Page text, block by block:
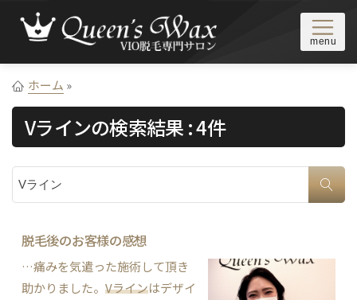
Skip to content
ブラジリアンワックス＆VIO脱
毛専門サロン Queen's Wax
東京/新宿・池袋・恵比寿にあるブラジリアンワックス脱毛サロ
ン 。VIO脱毛や鼻毛・眉毛の脱毛なら顧客満足度NO.1の
Queen's Wax（クイーンズワックス）。年間10,000人以上が来
店/ワックス脱毛のプロがあなたの脱毛デビューを完全サポー
ト。駅近＆22時まで営業。当日予約OK
ホーム »
Vラインの検索結果 : 4件
脱毛後のお客様の感想
…痛みを気遣った施術して頂き
助かりました。 Vラインはデザイ